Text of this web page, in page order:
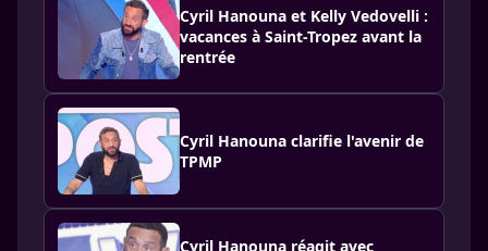
Cyril Hanouna et Kelly Vedovelli :
vacances à Saint-Tropez avant la
rentrée
Cyril Hanouna clarifie l'avenir de
TPMP
Cyril Hanouna réagit avec